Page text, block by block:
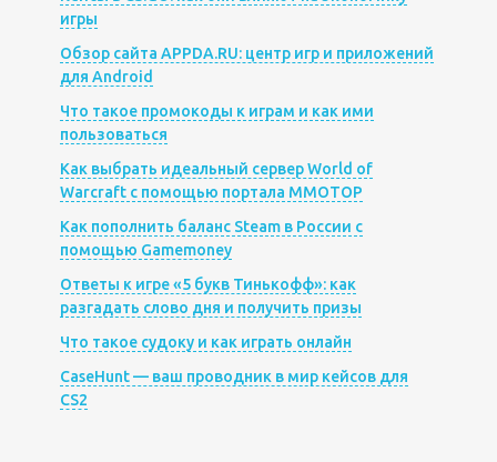
игры
Обзор сайта APPDA.RU: центр игр и приложений
для Android
Что такое промокоды к играм и как ими
пользоваться
Как выбрать идеальный сервер World of
Warcraft с помощью портала MMOTOP
Как пополнить баланс Steam в России с
помощью Gamemoney
Ответы к игре «5 букв Тинькофф»: как
разгадать слово дня и получить призы
Что такое судоку и как играть онлайн
CaseHunt — ваш проводник в мир кейсов для
CS2